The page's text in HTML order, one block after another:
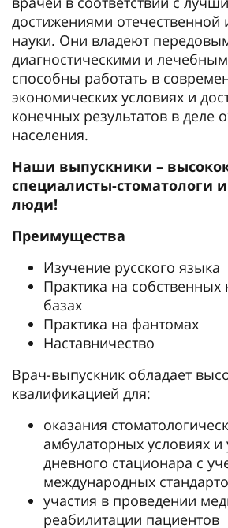
достижениями отечественной
науки. Они владеют
диагностическими и
способны работать в
экономических условиях и
конечных результатов в деле
населения.
Наши выпускники –
специалисты-стоматологи
люди!
Преимущества
Изучение русского языка
Практика на собственных
базах
Практика на фантомах
Наставничество
Врач-выпускник обладает
квалификацией для:
оказания
амбулаторных условиях и
дневного стационара с
международных
участия в проведении
реабилитации пациентов